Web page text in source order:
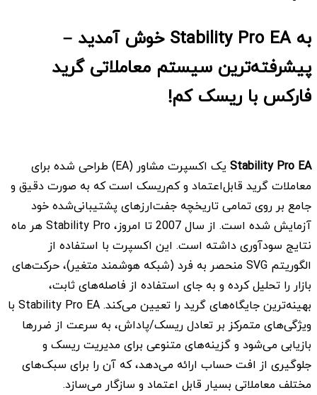
به Stability Pro EA خوش آمدید –
پیشرفته‌ترین سیستم معاملاتی گرید
فارکس با ریسک کم!
Stability Pro EA
یک اکسپرت مشاور (EA) طراحی شده برای
معاملات گرید قابل‌اعتماد و کم‌ریسک است که به صورت دقیق و
جامع بر روی تمامی تاریخچه جفت‌ارزهای پشتیبانی‌شده خود
آزمایش شده است. از سال 2007 تا امروز، Stability Pro هر ماه
نتایج سودآوری داشته است. این اکسپرت با استفاده از
الگوریتم SVG منحصر به فرد (شبکه هوشمند متغیر)، حرکت‌های
بازار را تحلیل کرده و به جای استفاده از فاصله‌های ثابت،
بهینه‌ترین جایگاه‌های گرید را تعیین می‌کند. Stability Pro EA با
ویژگی‌های متمرکز بر تعادل ریسک/پاداش، به سرعت از ضررها
بازیابی می‌شود و گزینه‌های متنوعی برای مدیریت ریسک و
جلوگیری از افت حساب ارائه می‌دهد، که آن را برای سبک‌های
مختلف معاملاتی بسیار قابل اعتماد و سازگار می‌سازد.